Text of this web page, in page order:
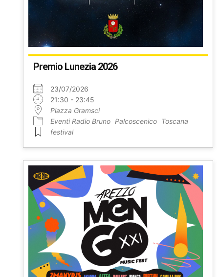
Premio Lunezia 2026
23/07/2026
21:30 - 23:45
Piazza Gramsci
Eventi Radio Bruno Palcoscenico Toscana
festival